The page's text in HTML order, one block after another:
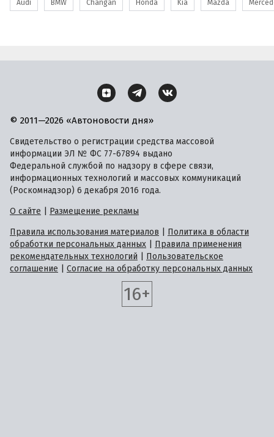
Audi BMW Changan Honda Kia Mazda
© 2011—2026 «Автоновости дня»
Свидетельство о регистрации средства массовой
информации ЭЛ № ФС 77-67894 выдано
Федеральной службой по надзору в сфере связи,
информационных технологий и массовых коммуникаций
(Роскомнадзор) 6 декабря 2016 года.
О сайте
Размещение рекламы
Правила использования материалов
Политика в области
обработки персональных данных
Правила применения
рекомендательных технологий
Пользовательское
соглашение
Согласие на обработку персональных данных
16+